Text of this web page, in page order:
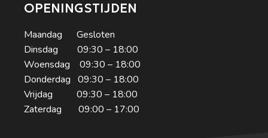
OPENINGSTIJDEN
Maandag Gesloten
Dinsdag 09:30 – 18:00
Woensdag 09:30 – 18:00
Donderdag 09:30 – 18:00
Vrijdag 09:30 – 18:00
Zaterdag 09:00 – 17:00